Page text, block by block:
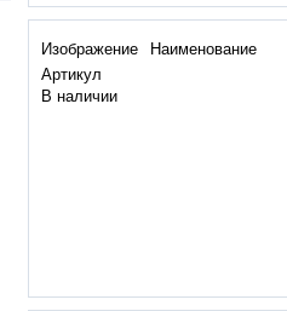
Изображение
Наименование
Артикул
В наличии